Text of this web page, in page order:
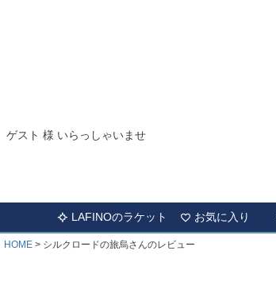
ゲスト 様 いらっしゃいませ
LAFINOのラケット お気に入り
HOME シルクロードの旅烏さんのレビュー